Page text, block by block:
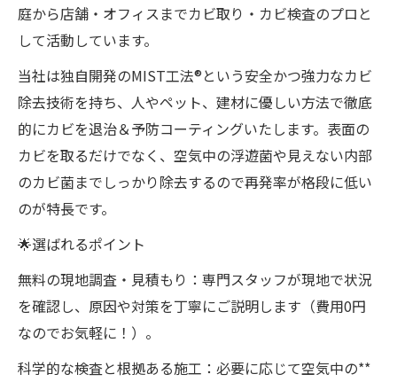
庭から店舗・オフィスまでカビ取り・カビ検査のプロと
して活動しています。
当社は独自開発のMIST工法®という安全かつ強力なカビ
除去技術を持ち、人やペット、建材に優しい方法で徹底
的にカビを退治＆予防コーティングいたします。表面の
カビを取るだけでなく、空気中の浮遊菌や見えない内部
のカビ菌までしっかり除去するので再発率が格段に低い
のが特長です。
🌟選ばれるポイント
無料の現地調査・見積もり：専門スタッフが現地で状況
を確認し、原因や対策を丁寧にご説明します（費用0円
なのでお気軽に！）。
科学的な検査と根拠ある施工：必要に応じて空気中の**